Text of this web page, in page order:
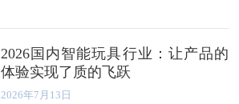
2026国内智能玩具行业：让产品的
体验实现了质的飞跃
2026年7月13日